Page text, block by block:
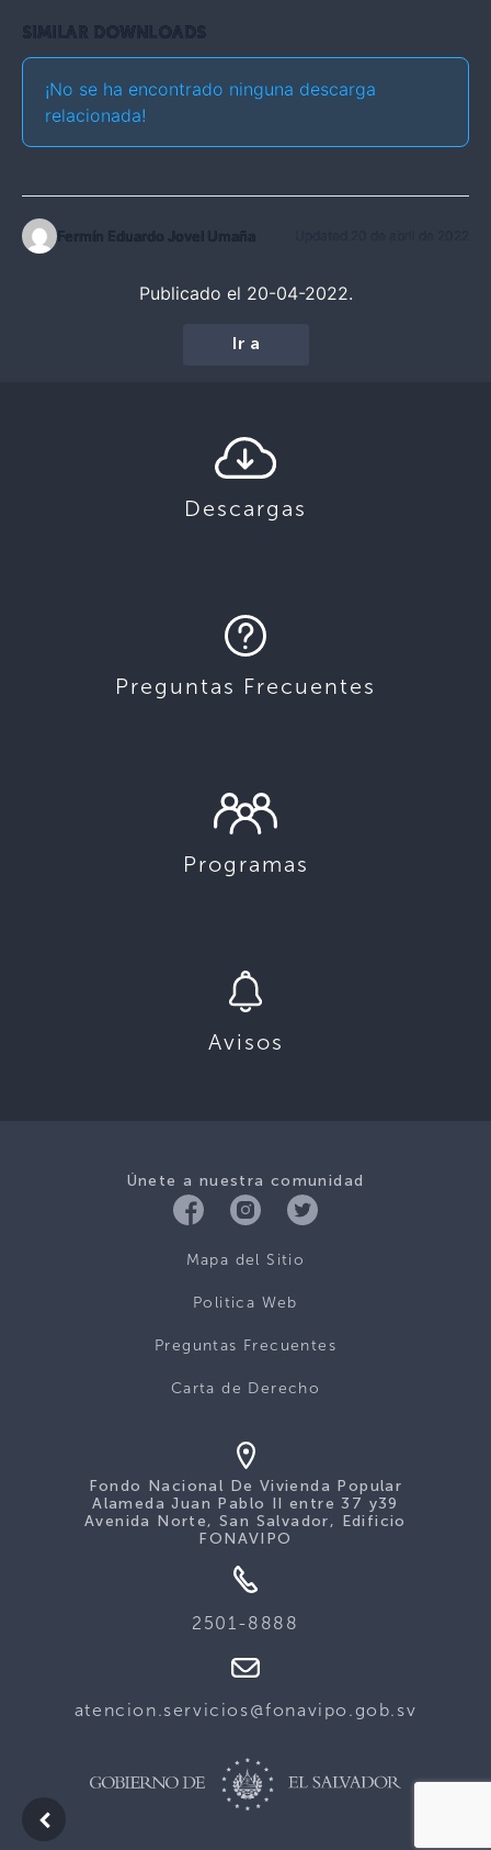
SIMILAR DOWNLOADS
¡No se ha encontrado ninguna descarga
relacionada!
Fermín Eduardo Jovel Umaña
Publicado el 20-04-2022.
Ir a
Descargas
Preguntas Frecuentes
Programas
Avisos
Únete a nuestra comunidad
Mapa del Sitio
Politica Web
Preguntas Frecuentes
Carta de Derecho
Fondo Nacional De Vivienda Popular
Alameda Juan Pablo II entre 37 y39
Avenida Norte, San Salvador, Edificio
FONAVIPO
2501-8888
atencion.servicios@fonavipo.gob.sv